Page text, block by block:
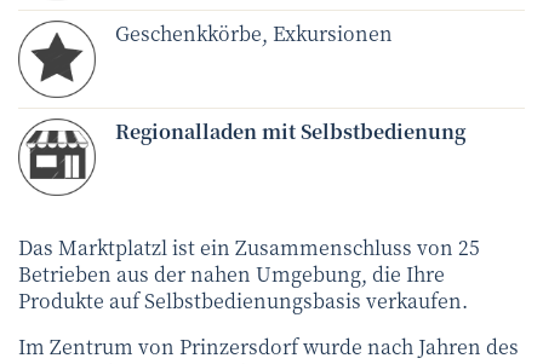
Geschenkkörbe, Exkursionen
Regionalladen mit Selbstbedienung
Das Marktplatzl ist ein Zusammenschluss von 25
Betrieben aus der nahen Umgebung, die Ihre
Produkte auf Selbstbedienungsbasis verkaufen.
Im Zentrum von Prinzersdorf wurde nach Jahren des